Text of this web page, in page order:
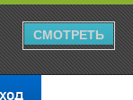
СМОТРЕТЬ